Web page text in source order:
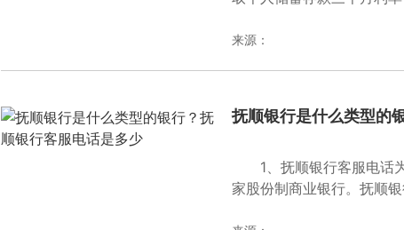
来源：
抚顺银行是什么类型的
1、抚顺银行客服电
家股份制商业银行。抚顺